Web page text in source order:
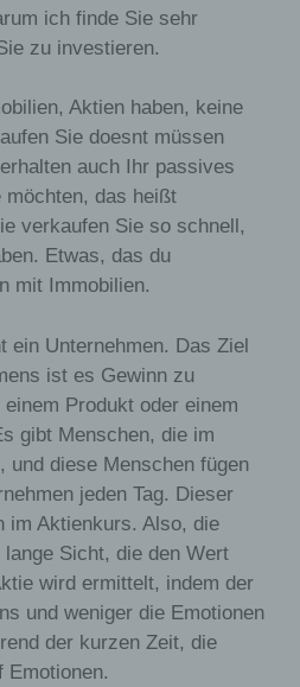
ich finde Sie sehr
zu investieren.
Aktien haben, keine
Sie doesnt müssen
auch Ihr passives
möchten, das heißt
verkaufen Sie so schnell,
Etwas, das du
mit Immobilien.
ein Unternehmen. Das Ziel
ist es Gewinn zu
Produkt oder einem
gibt Menschen, die im
und diese Menschen fügen
jeden Tag. Dieser
im Aktienkurs. Also, die
Sicht, die den Wert
wird ermittelt, indem der
und weniger die Emotionen
der kurzen Zeit, die
Emotionen.
der Mitgliedstaaten
personenbezogene Daten
oder andere Stelle außer
Person, dem Verantwortlichen,
und den Personen, die
Verantwortung des
oder des Auftragsverarbeiters
personenbezogenen Daten zu
jede von der betroffenen Person
bestimmten Fall in informierter
abgegebene
in Form einer Erklärung oder
eindeutigen bestätigenden
die betroffene Person zu
dass sie mit der Verarbeitung der
personenbezogenen Daten
ist.
des für die Verarbeitung